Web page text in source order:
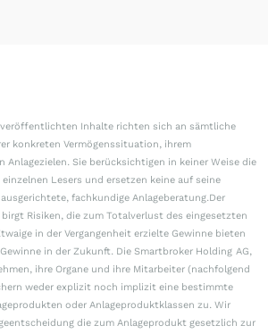
veröffentlichten Inhalte richten sich an sämtliche
konkreten Vermögenssituation, ihrem
Anlagezielen. Sie berücksichtigen in keiner Weise die
Lesers und ersetzen keine auf seine
fachkundige Anlageberatung.Der
Risiken, die zum Totalverlust des eingesetzten
in der Vergangenheit erzielte Gewinne bieten
in der Zukunft. Die Smartbroker Holding AG,
ihre Organe und ihre Mitarbeiter (nachfolgend
weder explizit noch implizit eine bestimmte
oder Anlageproduktklassen zu. Wir
die zum Anlageprodukt gesetzlich zur